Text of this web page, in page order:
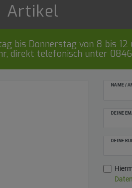
Artikel
bis Donnerstag von 8 bis 12
direkt telefonisch unter
NAME /
DEINE
DEINE